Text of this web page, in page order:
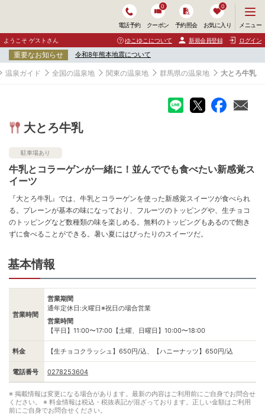
電話予約 クーポン
0
予約照会 お気に入り
0
ニ
ュ
ー
開
く
メニュー
ようこそ ゲストさん ゆこゆこについて 新規会員登録 ログイン
重要なお知らせ 令和8年熊本地震について
温泉ガイド 全国の温泉地 関東の温泉地 群馬県の温泉地 大とろ牛乳
大とろ牛乳
駐車場あり
牛乳とコラーゲンが一緒に！並んででも食べたい新感覚ス
イーツ
『大とろ牛乳』では、牛乳とコラーゲンを使った新感覚スイーツが食べられ
る。プレーンが基本の味になっており、フルーツのトッピングや、生チョコ
のトッピングなど数種類の味を楽しめる。無料のトッピングもあるので飽き
ずに食べることができる。暑い夏にはぴったりのスイーツだ。
基本情報
営業時間
営業期間
通年定休日:火曜日※祝日の場合営業
営業時間
【平日】11:00〜17:00【土曜、日曜日】10:00〜18:00
料金 【生チョコクラッシュ】650円/込、【ハニーナッツ】650円/込
電話番号 0278253604
※ 掲載情報は変更になる場合があります。最新の内容はご利用前にご自身でお問合せ
ください。
※ 料金情報は税込・税抜表記が混ざっております。正しい金額はご利用
前にご自身でお問合せください。